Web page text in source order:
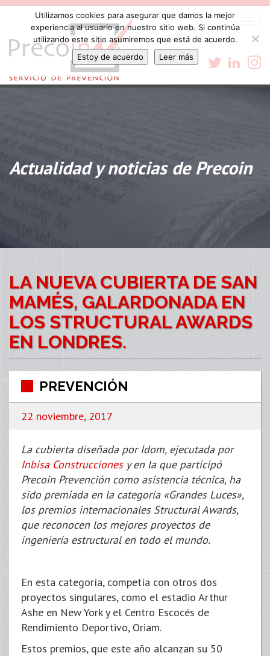
Actualidad y noticias de Precoin
LA NUEVA CUBIERTA DE SAN
MAMÉS, GALARDONADA EN
LOS STRUCTURAL AWARDS
EN LONDRES.
PREVENCIÓN
22 noviembre, 2017
La cubierta diseñada por Idom, ejecutada por
Inbisa Construccionesy en la que participó
Precoin Prevención como asistencia técnica, ha
sido premiada en la categoría «Grandes Luces»,
los premios internacionales Structural Awards,
que reconocen los mejores proyectos de
ingeniería estructural en todo el mundo.
En esta categoría, competía con otros dos
proyectos singulares, como el estadio Arthur
Ashe en New York y el Centro Escocés de
Rendimiento Deportivo, Oriam.
Estos premios, que este año alcanzan su 50
Utilizamos cookies para asegurar que damos la mejor
experiencia al usuario en nuestro sitio web. Si continúa
utilizando este sitio asumiremos que está de acuerdo.
Estoy de acuerdo
Leer más